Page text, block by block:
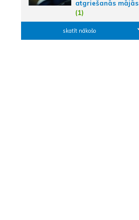
atgriešanās mājās
(1)
skatīt nākošo